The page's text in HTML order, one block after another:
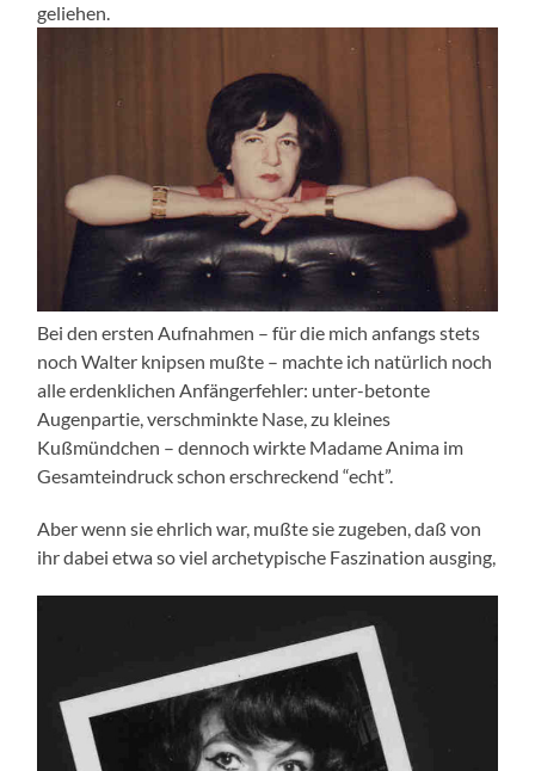
geliehen.
Bei den ersten Aufnahmen – für die mich anfangs stets
noch Walter knipsen mußte – machte ich natürlich noch
alle erdenklichen Anfängerfehler: unter-betonte
Augenpartie, verschminkte Nase, zu kleines
Kußmündchen – dennoch wirkte Madame Anima im
Gesamteindruck schon erschreckend “echt”.
Aber wenn sie ehrlich war, mußte sie zugeben, daß von
ihr dabei etwa so viel archetypische Faszination ausging,